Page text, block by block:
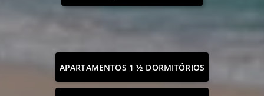
APARTAMENTOS 1 ½ DORMITÓRIOS